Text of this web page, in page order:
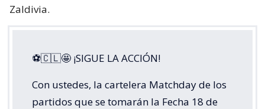
Zaldivia.
⚽🇨🇱🤩 ¡SIGUE LA ACCIÓN!
Con ustedes, la cartelera Matchday de los
partidos que se tomarán la Fecha 18 de